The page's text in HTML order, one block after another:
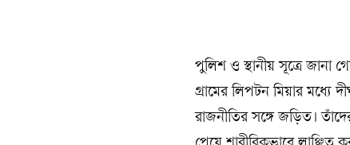
পুলিশ ও স্থানীয় সূত্রে জানা
গ্রামের লিপটন মিয়ার মধ্যে
রাজনীতির সঙ্গে জড়িত।